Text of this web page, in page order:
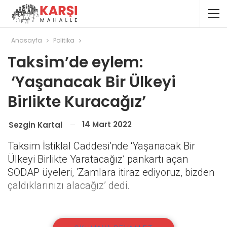
Anasayfa Politika
Taksim’de eylem:
‘Yaşanacak Bir Ülkeyi
Birlikte Kuracağız’
Sezgin Kartal 14 Mart 2022
Taksim İstiklal Caddesi’nde ‘Yaşanacak Bir
Ülkeyi Birlikte Yaratacağız’ pankartı açan
SODAP üyeleri, ‘Zamlara itiraz ediyoruz, bizden
çaldıklarınızı alacağız’ dedi.